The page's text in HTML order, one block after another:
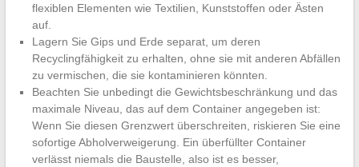
flexiblen Elementen wie Textilien, Kunststoffen oder Ästen
auf.
Lagern Sie Gips und Erde separat, um deren
Recyclingfähigkeit zu erhalten, ohne sie mit anderen Abfällen
zu vermischen, die sie kontaminieren könnten.
Beachten Sie unbedingt die Gewichtsbeschränkung und das
maximale Niveau, das auf dem Container angegeben ist:
Wenn Sie diesen Grenzwert überschreiten, riskieren Sie eine
sofortige Abholverweigerung. Ein überfüllter Container
verlässt niemals die Baustelle, also ist es besser,